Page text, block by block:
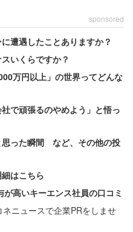
sponsored
遭遇したことありますか？
いくらですか？
万円以上」の世界ってどんな
で頑張るのやめよう」と悟っ
思った瞬間 など、その他の投
はこちら
高いキーエンス社員の口コミ
ニュースで企業PRをしませ